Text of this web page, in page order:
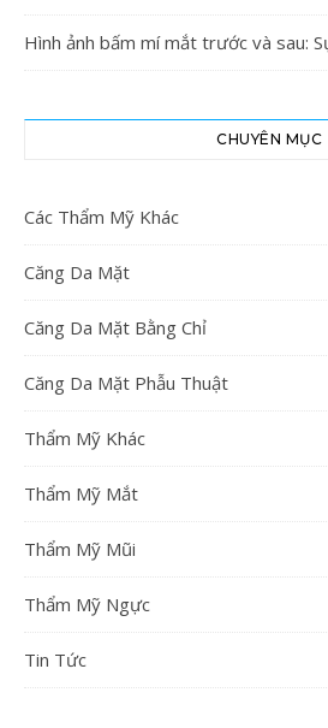
Hình ảnh bấm mí mắt trước và sau:
CHUYÊN MỤC
Các Thẩm Mỹ Khác
Căng Da Mặt
Căng Da Mặt Bằng Chỉ
Căng Da Mặt Phẫu Thuật
Thẩm Mỹ Khác
Thẩm Mỹ Mắt
Thẩm Mỹ Mũi
Thẩm Mỹ Ngực
Tin Tức